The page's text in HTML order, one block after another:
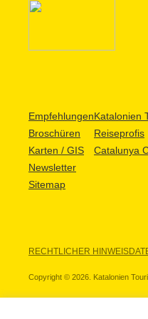
Empfehlungen
Broschüren
Karten / GIS
Newsletter
Sitemap
Katalonien
Reiseprofis
Catalunya
RECHTLICHER HINWEIS
Copyright © 2026. Katalonien